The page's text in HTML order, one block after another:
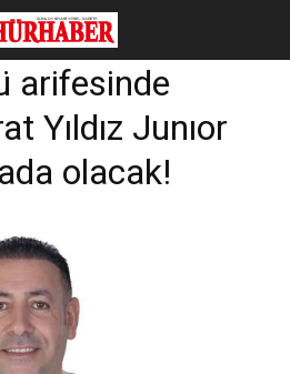
arifesinde
Yıldız Junıor
olacak!